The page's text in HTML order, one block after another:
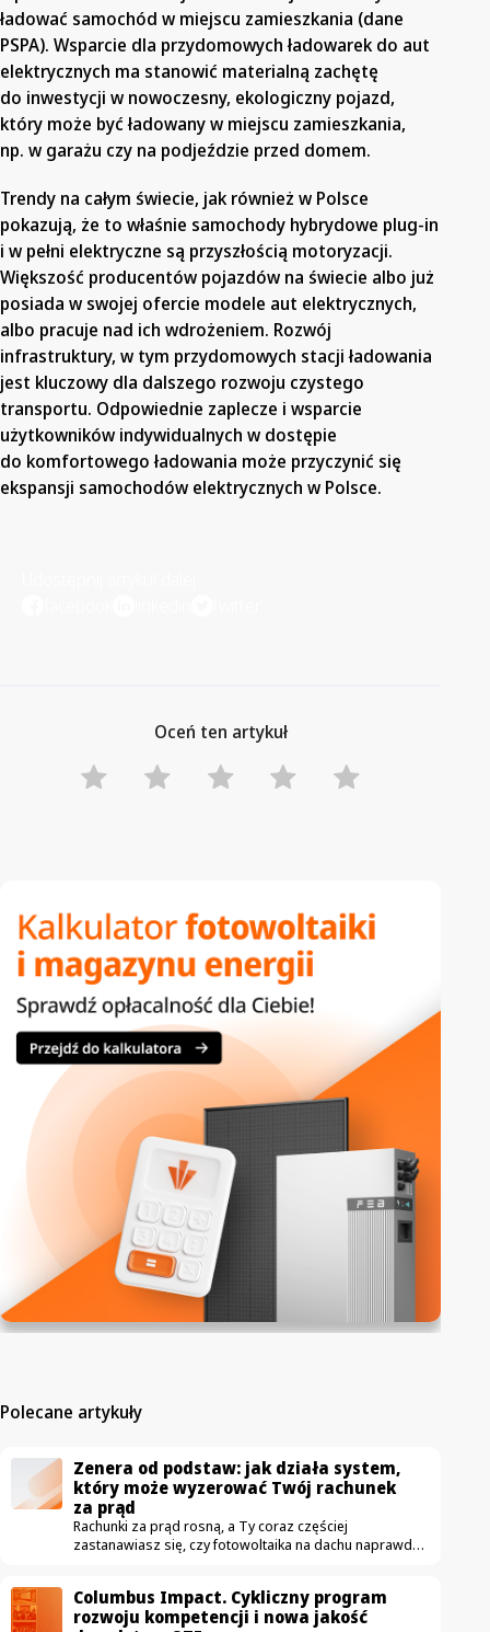
ładować samochód w miejscu zamieszkania (dane
PSPA). Wsparcie dla przydomowych ładowarek do aut
elektrycznych ma stanowić materialną zachętę
do inwestycji w nowoczesny, ekologiczny pojazd,
który może być ładowany w miejscu zamieszkania,
np. w garażu czy na podjeździe przed domem.
Trendy na całym świecie, jak również w Polsce
pokazują, że to właśnie samochody hybrydowe plug-in
i w pełni elektryczne są przyszłością motoryzacji.
Większość producentów pojazdów na świecie albo już
posiada w swojej ofercie modele aut elektrycznych,
albo pracuje nad ich wdrożeniem. Rozwój
infrastruktury, w tym przydomowych stacji ładowania
jest kluczowy dla dalszego rozwoju czystego
transportu. Odpowiednie zaplecze i wsparcie
użytkowników indywidualnych w dostępie
do komfortowego ładowania może przyczynić się
ekspansji samochodów elektrycznych w Polsce.
Oceń ten artykuł
Polecane artykuły
Zenera od podstaw: jak działa system,
który może wyzerować Twój rachunek
za prąd
Rachunki za prąd rosną, a Ty coraz częściej
zastanawiasz się, czy fotowoltaika na dachu naprawdę
pokażemy, jak działa rozwiązanie pozwalające
sprowadzić rachunek za prąd do zera – i skąd bierze
Columbus Impact. Cykliczny program
rozwoju kompetencji i nowa jakość